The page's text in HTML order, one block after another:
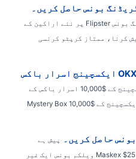
بونس حاصل کریں۔
فلپسٹر ایکسچینج ٹریڈنگ بونس Flipster پر نئے اراکین کے
ممتاز کرپٹو کرنسی
$10,000 تک کا ایک OKX ایکسچینج اسرار باکس
OKX ایکسچینج کے $10,000 اسرار باکس کے
رازوں کو کھولیں! OKX ایکسچینج کے $10,000 Mystery Box
پیش ہے
Maskex $25 ویلکم بونس Maskex $25 ویلکم بونس ایک غیر